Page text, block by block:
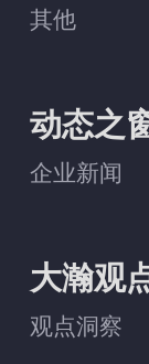
其他
动态之
企业新闻
大瀚观
观点洞察